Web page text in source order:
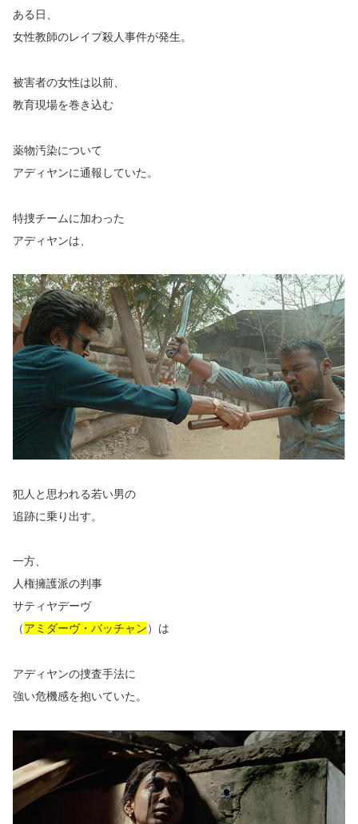
ある日、
女性教師のレイプ殺人事件が発生。
被害者の女性は以前、
教育現場を巻き込む
薬物汚染について
アディヤンに通報していた。
特捜チームに加わった
アディヤンは、
犯人と思われる若い男の
追跡に乗り出す。
一方、
人権擁護派の判事
サティヤデーヴ
（アミダーヴ・バッチャン）は
アディヤンの捜査手法に
強い危機感を抱いていた。